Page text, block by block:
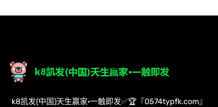
k8凯发(中国)天生赢家·一触即发✅🏆『0574typfk.com』